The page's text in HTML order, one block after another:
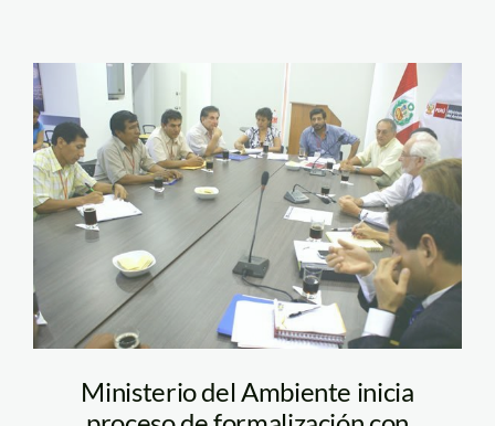
brack_SONAMIPE_minam
Ministerio del Ambiente inicia